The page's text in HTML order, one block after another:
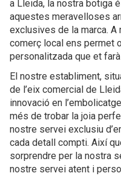
a Lleida, la nostra botiga
aquestes meravelloses
exclusives de la marca.
comerç local ens permet
personalitzada que et
El nostre establiment,
de l’eix comercial de
innovació en
més de trobar la joia
nostre servei exclusiu
cada detall compti. Així
sorprendre per la nostra
nostre servei atent i